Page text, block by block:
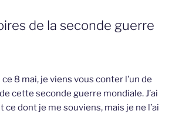
de la seconde guerre
8 mai, je viens vous conter l’un de
cette seconde guerre mondiale. J’ai
dont je me souviens, mais je ne l’ai